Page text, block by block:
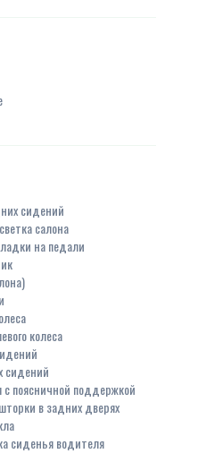
сидений
салона
на педали
колеса
сидений
поясничной поддержкой
в задних дверях
сиденья водителя